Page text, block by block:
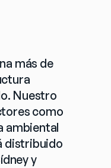
más de
Nuestro
como
ambiental
distribuido
y